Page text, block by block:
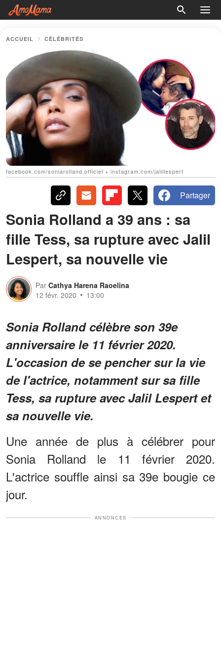
ACCUEIL CÉLÉBRITÉS
facebook.com/soniarolland.officiel + instagram.com/jalillespert
Partager
Sonia Rolland a 39 ans : sa
fille Tess, sa rupture avec Jalil
Lespert, sa nouvelle vie
Par Cathya Harena Raoelina
12 févr. 2020
13:00
Sonia Rolland célèbre son 39e
anniversaire le 11 février 2020.
L'occasion de se pencher sur la vie
de l'actrice, notamment sur sa fille
Tess, sa rupture avec Jalil Lespert et
sa nouvelle vie.
Une année de plus à célébrer pour
Sonia Rolland le 11 février 2020.
L'actrice souffle ainsi sa 39e bougie ce
jour.
ANNONCES